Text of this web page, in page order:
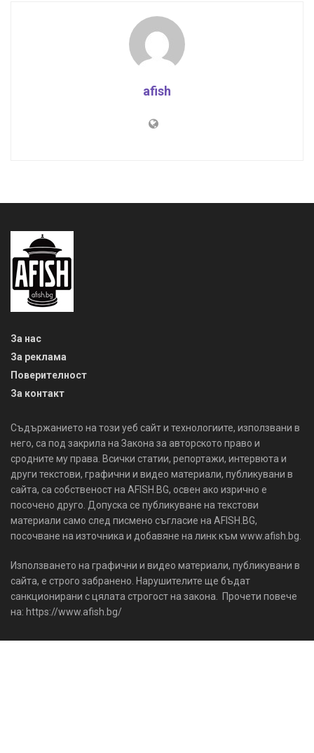
afish
За нас
За реклама
Поверителност
За контакт
Съдържанието на този уеб сайт и технологиите, използвани в
него, са под закрила на Закона за авторското право и
сродните му права. Всички статии, репортажи, интервюта и
други текстови, графични и видео материали, публикувани в
сайта, са собственост на AFISH.BG, освен ако изрично е
посочено друго. Допуска се публикуване на текстови
материали само след писмено съгласие на AFISH.BG,
посочване на източника и добавяне на линк към www.afish.bg.
Използването на графични и видео материали, публикувани в
сайта, е строго забранено. Нарушителите ще бъдат
санкционирани с цялата строгост на закона. Прочети повече
на: https://www.afish.bg/